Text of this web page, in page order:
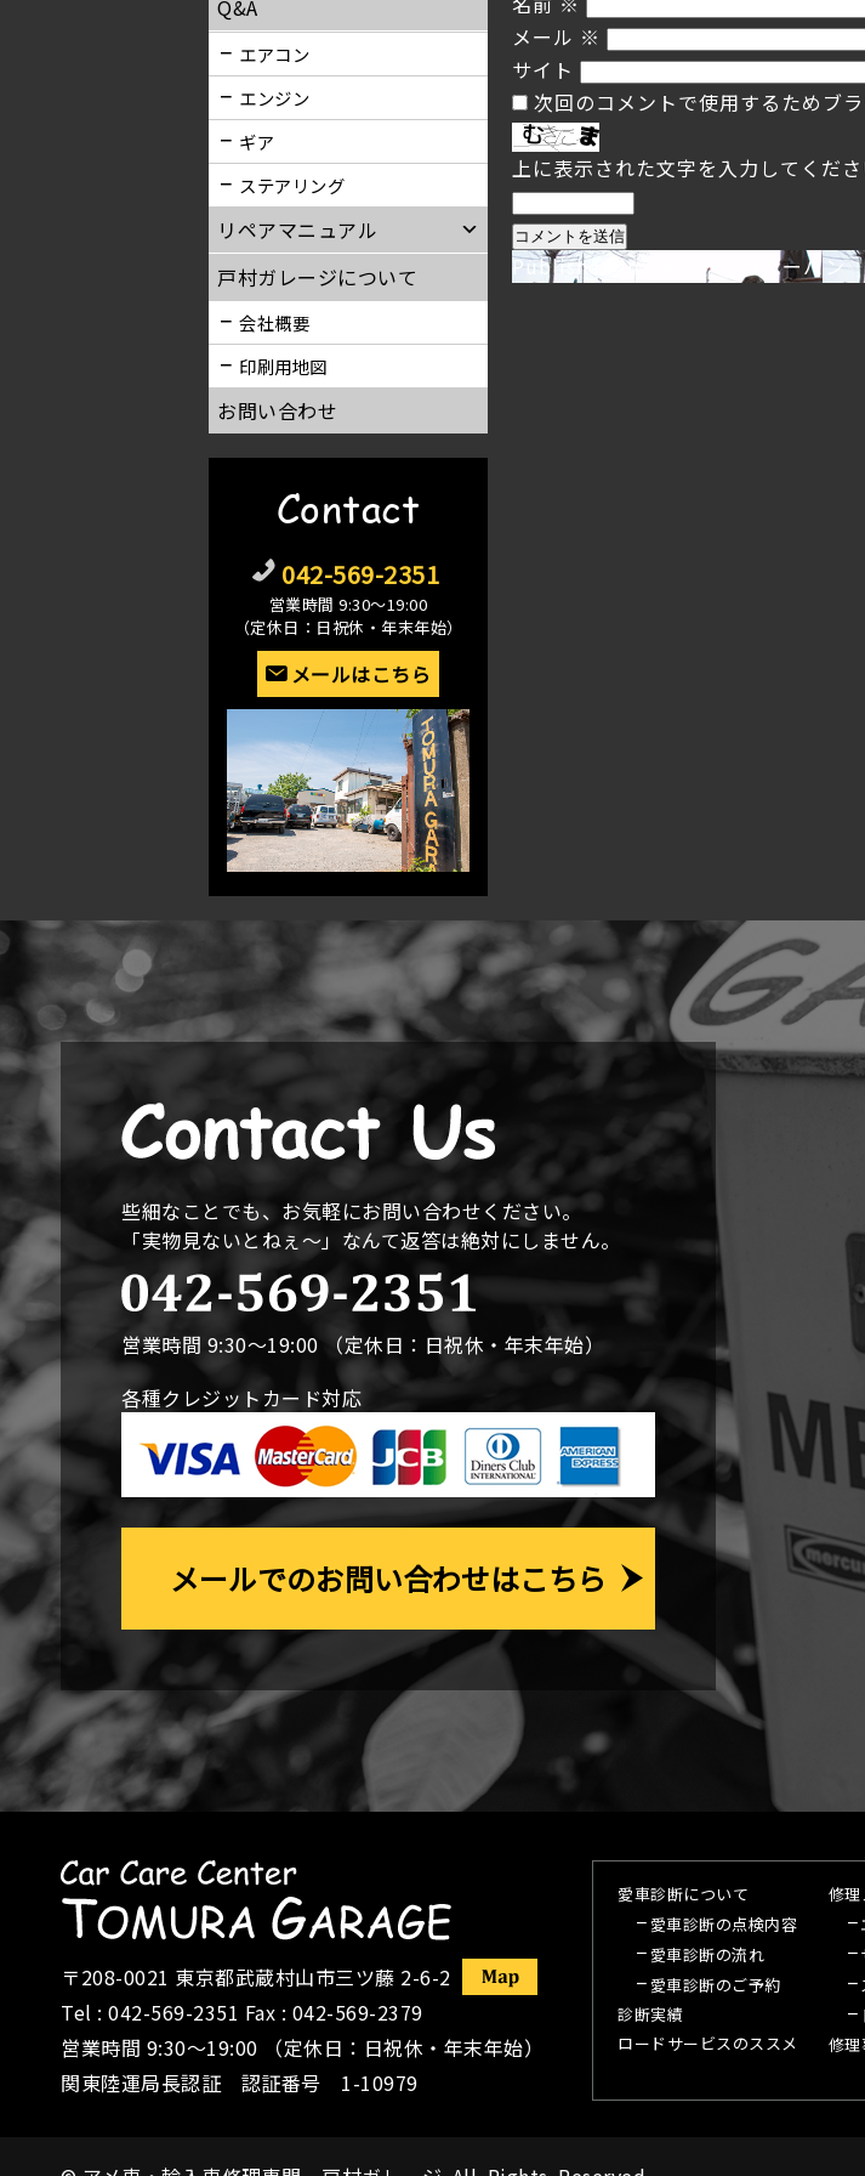
メール ※
サイト
次回のコメントで使用するためブ
上に表示された文字を入力してくださ
投
Published in シボレー サバーバン
Q&A
エアコン
エンジン
ギア
ステアリング
リペアマニュアル
戸村ガレージについて
会社概要
印刷用地図
お問い合わせ
Contact
042-569-2351
営業時間 9:30〜19:00
（定休日：日祝休・年末年始）
メールはこちら
些細なことでも、お気軽にお問い合わせください。
「実物見ないとねぇ〜」なんて返答は絶対にしません。
営業時間 9:30〜19:00 （定休日：日祝休・年末年始）
各種クレジットカード対応
メールでのお問い合わせはこちら
〒208-0021 東京都武蔵村山市三ツ藤 2-6-2
Tel : 042-569-2351 Fax : 042-569-2379
営業時間 9:30〜19:00 （定休日：日祝休・年末年始）
関東陸運局長認証 認証番号 1-10979
愛車診断について
愛車診断の点検内容
愛車診断の流れ
愛車診断のご予約
診断実績
ロードサービスのススメ
修理
修